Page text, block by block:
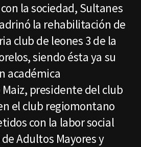
la sociedad, Sultanes
la rehabilitación de
club de leones 3 de la
siendo ésta ya su
académica
presidente del club
el club regiomontano
con la labor social
Adultos Mayores y